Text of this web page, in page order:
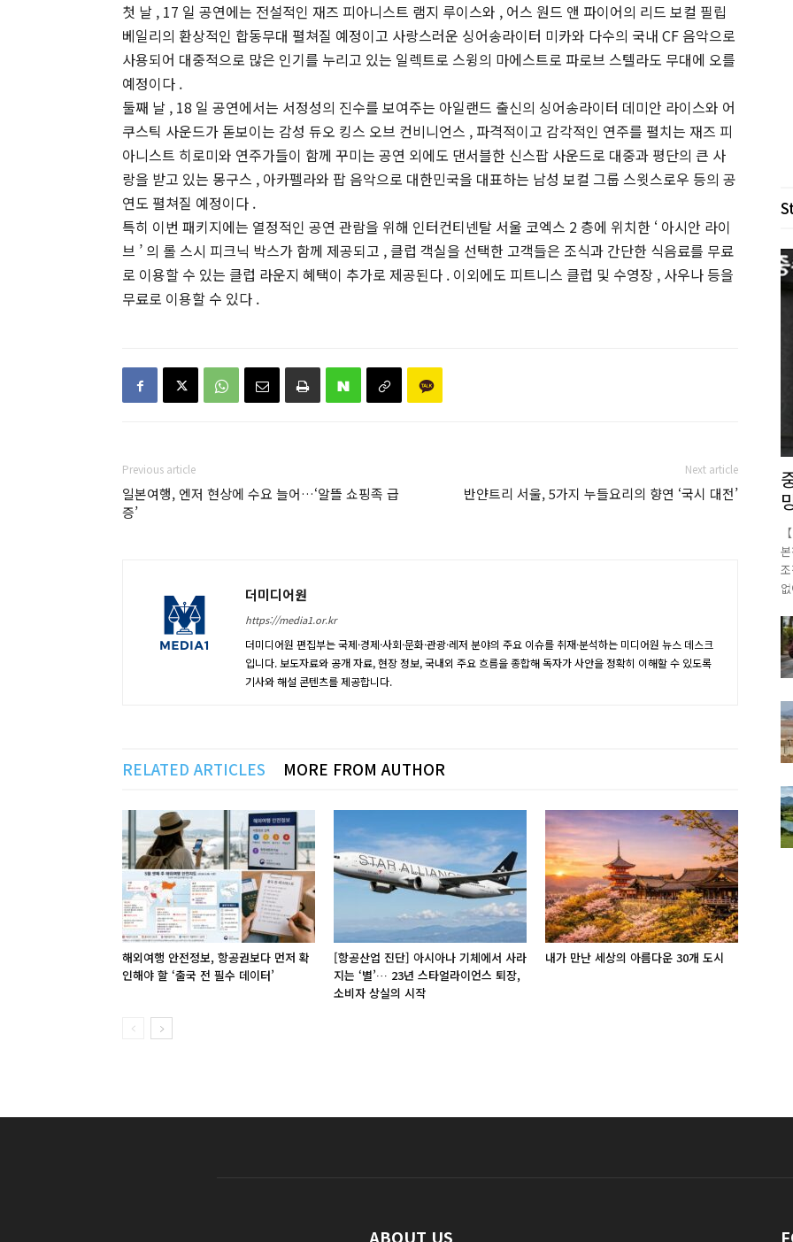
첫 날 , 17 일 공연에는 전설적인 재즈 피아니스트 램지 루이스와 , 어스 원드 앤 파이어의 리드 보컬 필립
베일리의 환상적인 합동무대 펼쳐질 예정이고 사랑스러운 싱어송라이터 미카와 다수의 국내 CF 음악으로
사용되어 대중적으로 많은 인기를 누리고 있는 일렉트로 스윙의 마에스트로 파로브 스텔라도 무대에 오를
예정이다 .
둘째 날 , 18 일 공연에서는 서정성의 진수를 보여주는 아일랜드 출신의 싱어송라이터 데미안 라이스와 어
쿠스틱 사운드가 돋보이는 감성 듀오 킹스 오브 컨비니언스 , 파격적이고 감각적인 연주를 펼치는 재즈 피
아니스트 히로미와 연주가들이 함께 꾸미는 공연 외에도 댄서블한 신스팝 사운드로 대중과 평단의 큰 사
랑을 받고 있는 몽구스 , 아카펠라와 팝 음악으로 대한민국을 대표하는 남성 보컬 그룹 스윗스로우 등의 공
연도 펼쳐질 예정이다 .
특히 이번 패키지에는 열정적인 공연 관람을 위해 인터컨티넨탈 서울 코엑스 2 층에 위치한 ‘ 아시안 라이
브 ’ 의 롤 스시 피크닉 박스가 함께 제공되고 , 클럽 객실을 선택한 고객들은 조식과 간단한 식음료를 무료
로 이용할 수 있는 클럽 라운지 혜택이 추가로 제공된다 . 이외에도 피트니스 클럽 및 수영장 , 사우나 등을
무료로 이용할 수 있다 .
Previous article
일본여행, 엔저 현상에 수요 늘어…‘알뜰 쇼핑족 급
증’
Next article
반얀트리 서울, 5가지 누들요리의 향연 ‘국시 대전’
더미디어원
https://media1.or.kr
더미디어원 편집부는 국제·경제·사회·문화·관광·레저 분야의 주요 이슈를 취재·분석하는 미디어원 뉴스 데스크
입니다. 보도자료와 공개 자료, 현장 정보, 국내외 주요 흐름을 종합해 독자가 사안을 정확히 이해할 수 있도록
기사와 해설 콘텐츠를 제공합니다.
RELATED ARTICLES MORE FROM AUTHOR
해외여행 안전정보, 항공권보다 먼저 확
인해야 할 ‘출국 전 필수 데이터’
[항공산업 진단] 아시아나 기체에서 사라
지는 ‘별’… 23년 스타얼라이언스 퇴장,
소비자 상실의 시작
내가 만난 세상의 아름다운 30개 도시
ABOUT US